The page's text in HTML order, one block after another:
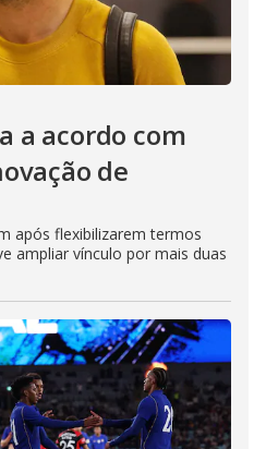
a acordo com
de
após flexibilizarem termos
ampliar vínculo por mais duas